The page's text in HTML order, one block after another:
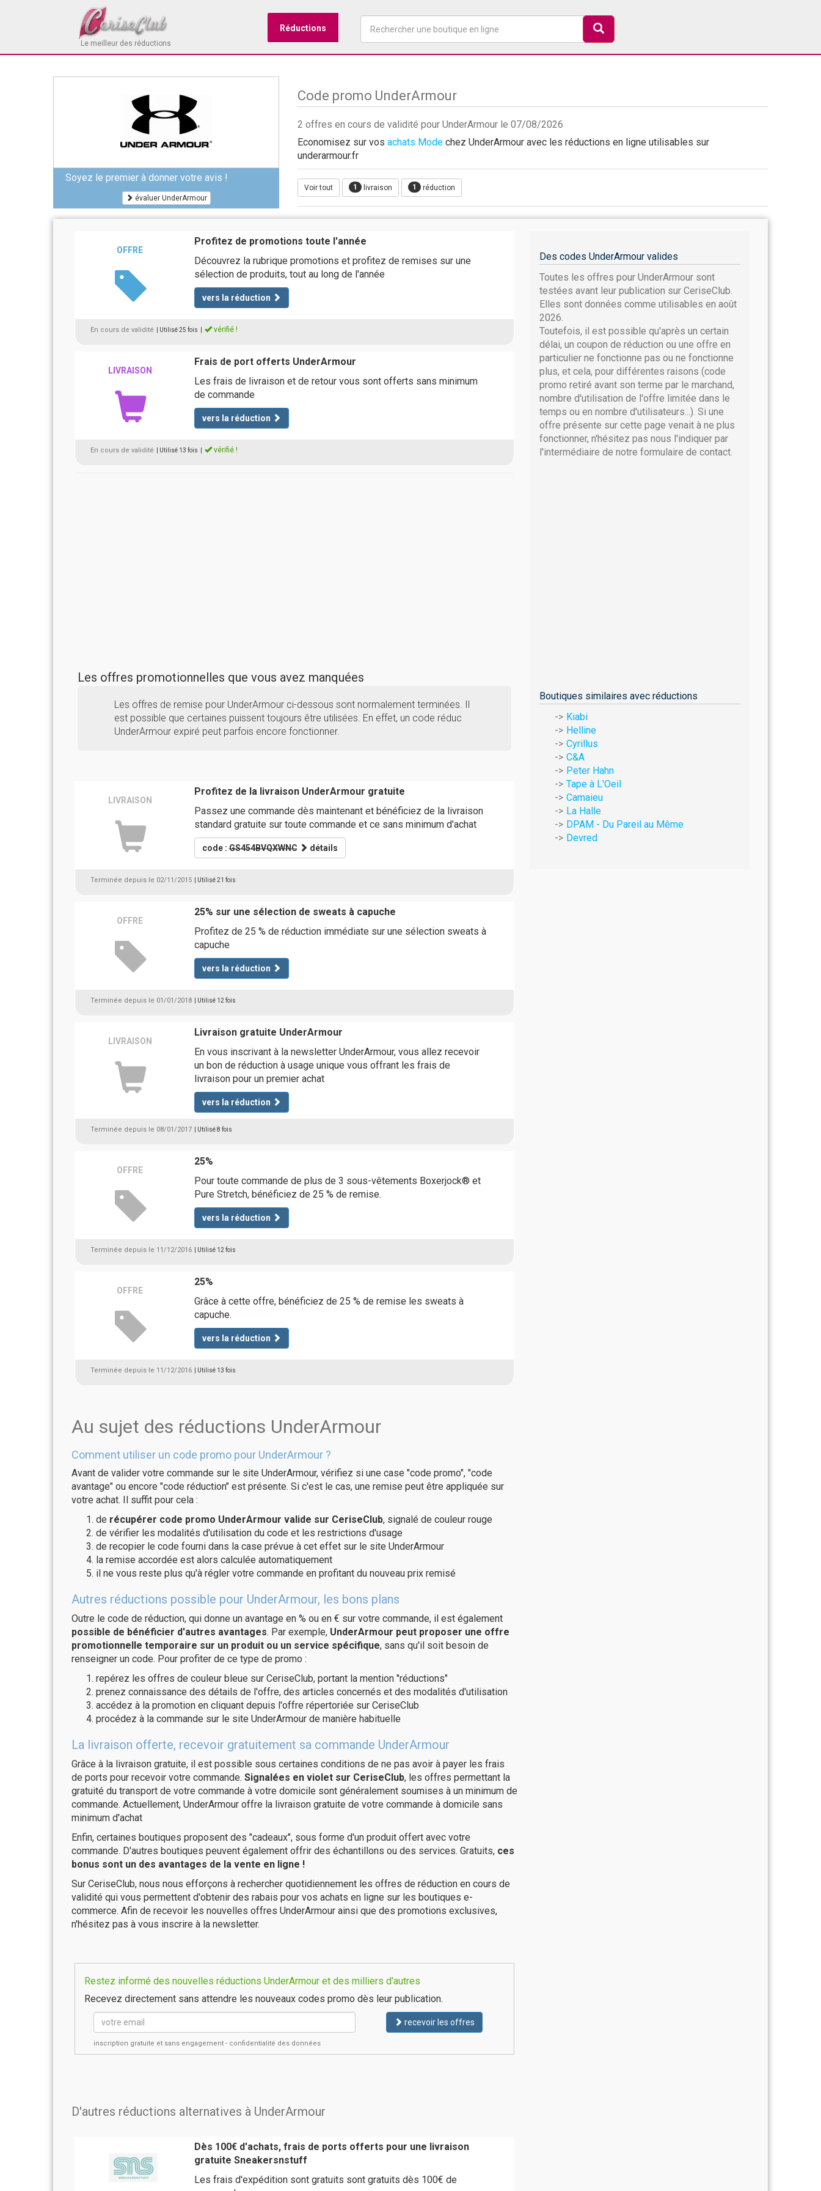
Le meilleur des réductions
Réductions
Soyez le premier à donner votre avis !
évaluer UnderArmour
Code promo UnderArmour
2 offres en cours de validité pour UnderArmour le 07/08/2026
Economisez sur vos achats Mode chez UnderArmour avec les réductions en ligne utilisables sur
underarmour.fr
Voir tout 1 livraison 1 réduction
OFFRE
Profitez de promotions toute l'année
Découvrez la rubrique promotions et profitez de remises sur une
sélection de produits, tout au long de l'année
vers la réduction
En cours de validité | Utilisé 25 fois vérifié !
LIVRAISON
Frais de port offerts UnderArmour
Les frais de livraison et de retour vous sont offerts sans minimum
de commande
vers la réduction
En cours de validité | Utilisé 13 fois vérifié !
Les offres promotionnelles que vous avez manquées
Les offres de remise pour UnderArmour ci-dessous sont normalement terminées. Il
est possible que certaines puissent toujours être utilisées. En effet, un code réduc
UnderArmour expiré peut parfois encore fonctionner.
LIVRAISON
Profitez de la livraison UnderArmour gratuite
Passez une commande dès maintenant et bénéficiez de la livraison
standard gratuite sur toute commande et ce sans minimum d'achat
code :GS454BVQXWNC détails
Terminée depuis le 02/11/2015 | Utilisé 21 fois
OFFRE
25% sur une sélection de sweats à capuche
Profitez de 25 % de réduction immédiate sur une sélection sweats à
capuche
vers la réduction
Terminée depuis le 01/01/2018 | Utilisé 12 fois
LIVRAISON
Livraison gratuite UnderArmour
En vous inscrivant à la newsletter UnderArmour, vous allez recevoir
un bon de réduction à usage unique vous offrant les frais de
livraison pour un premier achat
vers la réduction
Terminée depuis le 08/01/2017 | Utilisé 8 fois
OFFRE
25%
Pour toute commande de plus de 3 sous-vêtements Boxerjock® et
Pure Stretch, bénéficiez de 25 % de remise.
vers la réduction
Terminée depuis le 11/12/2016 | Utilisé 12 fois
OFFRE
25%
Grâce à cette offre, bénéficiez de 25 % de remise les sweats à
capuche.
vers la réduction
Terminée depuis le 11/12/2016 | Utilisé 13 fois
Au sujet des réductions UnderArmour
Comment utiliser un code promo pour UnderArmour ?
Avant de valider votre commande sur le site UnderArmour, vérifiez si une case "code promo", "code
avantage" ou encore "code réduction" est présente. Si c'est le cas, une remise peut être appliquée sur
votre achat. Il suffit pour cela :
de récupérer code promo UnderArmour valide sur CeriseClub, signalé de couleur rouge
de vérifier les modalités d'utilisation du code et les restrictions d'usage
de recopier le code fourni dans la case prévue à cet effet sur le site UnderArmour
la remise accordée est alors calculée automatiquement
il ne vous reste plus qu'à régler votre commande en profitant du nouveau prix remisé
Autres réductions possible pour UnderArmour, les bons plans
Outre le code de réduction, qui donne un avantage en % ou en € sur votre commande, il est également
possible de bénéficier d'autres avantages. Par exemple, UnderArmour peut proposer une offre
promotionnelle temporaire sur un produit ou un service spécifique, sans qu'il soit besoin de
renseigner un code. Pour profiter de ce type de promo :
repérez les offres de couleur bleue sur CeriseClub, portant la mention "réductions"
prenez connaissance des détails de l'offre, des articles concernés et des modalités d'utilisation
accédez à la promotion en cliquant depuis l'offre répertoriée sur CeriseClub
procédez à la commande sur le site UnderArmour de manière habituelle
La livraison offerte, recevoir gratuitement sa commande UnderArmour
Grâce à la livraison gratuite, il est possible sous certaines conditions de ne pas avoir à payer les frais
de ports pour recevoir votre commande. Signalées en violet sur CeriseClub, les offres permettant la
gratuité du transport de votre commande à votre domicile sont généralement soumises à un minimum de
commande. Actuellement, UnderArmour offre la livraison gratuite de votre commande à domicile sans
minimum d'achat
Enfin, certaines boutiques proposent des "cadeaux", sous forme d'un produit offert avec votre
commande. D'autres boutiques peuvent également offrir des échantillons ou des services. Gratuits, ces
bonus sont un des avantages de la vente en ligne !
Sur CeriseClub, nous nous efforçons à rechercher quotidiennement les offres de réduction en cours de
validité qui vous permettent d'obtenir des rabais pour vos achats en ligne sur les boutiques e-
commerce. Afin de recevoir les nouvelles offres UnderArmour ainsi que des promotions exclusives,
n'hésitez pas à vous inscrire à la newsletter.
Restez informé des nouvelles réductions UnderArmour et des milliers d'autres
Recevez directement sans attendre les nouveaux codes promo dès leur publication.
recevoir les offres
inscription gratuite et sans engagement - confidentialité des données
D'autres réductions alternatives à UnderArmour
Dès 100€ d'achats, frais de ports offerts pour une livraison
gratuite Sneakersnstuff
Les frais d'expédition sont gratuits sont gratuits dès 100€ de
Des codes UnderArmour valides
Toutes les offres pour UnderArmour sont
testées avant leur publication sur CeriseClub.
Elles sont données comme utilisables en août
2026.
Toutefois, il est possible qu'après un certain
délai, un coupon de réduction ou une offre en
particulier ne fonctionne pas ou ne fonctionne
plus, et cela, pour différentes raisons (code
promo retiré avant son terme par le marchand,
nombre d'utilisation de l'offre limitée dans le
temps ou en nombre d'utilisateurs...). Si une
offre présente sur cette page venait à ne plus
fonctionner, n'hésitez pas nous l'indiquer par
l'intermédiaire de notre formulaire de contact.
Boutiques similaires avec réductions
Kiabi
Helline
Cyrillus
C&A
Peter Hahn
Tape à L'Oeil
Camaieu
La Halle
DPAM - Du Pareil au Même
Devred